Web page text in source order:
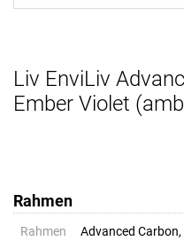
Liv EnviLiv
Ember Violet
Rahmen
Rahmen
Advanced